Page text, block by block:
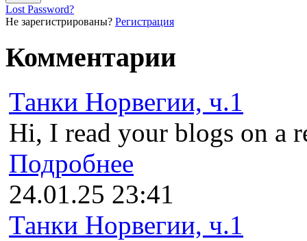
Lost Password?
Не зарегистрированы? Регистрация
Комментарии
Танки Норвегии, ч.1
Hi, I read your blogs on a
Подробнее
24.01.25 23:41
Танки Норвегии, ч.1